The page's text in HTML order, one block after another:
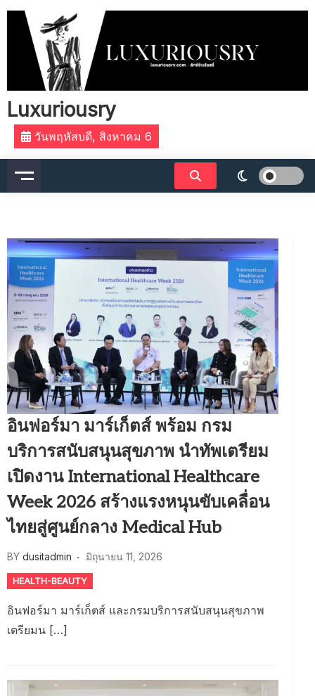
Skip
content
Luxuriousry
วันพฤหัสบดี, สิงหาคม 6
อินฟอร์มา มาร์เก็ตส์ พร้อม กรม
บริการสนับสนุนสุขภาพ นำทัพเตรียม
เปิดงาน International Healthcare
Week 2026 สร้างแรงหนุนขับเคลื่อน
ไทยสู่ศูนย์กลาง Medical Hub
BY dusitadmin มิถุนายน 11, 2026
HEALTH-BEAUTY
อินฟอร์มา มาร์เก็ตส์ และกรมบริการสนับสนุนสุขภาพ
เตรียมน […]